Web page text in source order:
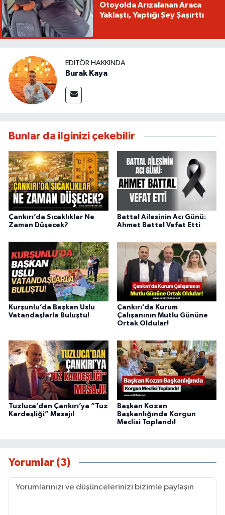
Otoyolda Arızalanan Araca
Yaklaştı, Yaptığı Şey Şaşırttı
EDITÖR HAKKINDA
Burak Kaya
Bunlar da ilginizi çekebilir
Çankırı’da Sıcaklıklar Ne
Zaman Düşecek?
Battal Ailesinin Acı Günü:
Ahmet Battal Vefat Etti
Kurşunlu’da Başkan Uslu
Vatandaşlarla Buluştu!
Çankırı’da Kurum
Çalışanının Mutlu Gününe
Ortak Oldular!
Tuzluca’dan Çankırı’ya “Tuz
Kardeşliği” Mesajı!
Başkan Kozan
Başkanlığında Korgun
Meclisi Toplandı!
Yorumlar (3)